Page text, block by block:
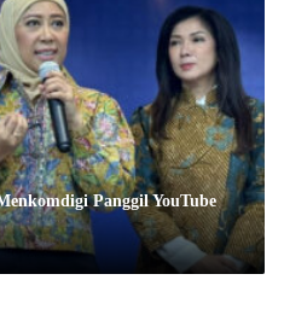
Panggil YouTube